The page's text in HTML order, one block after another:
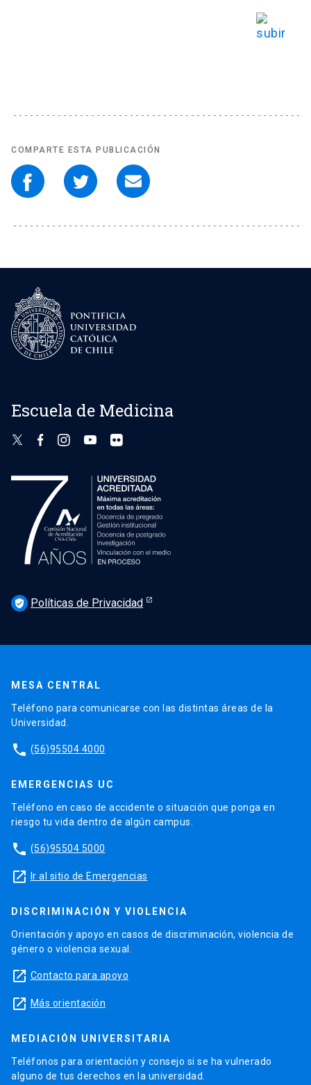
COMPARTE ESTA PUBLICACIÓN
Escuela de Medicina
verified_user Políticas de Privacidad
MESA CENTRAL
Teléfono para comunicarse con las distintas áreas de la
Universidad.
phone (56)95504 4000
EMERGENCIAS UC
Teléfono en caso de accidente o situación que ponga en
riesgo tu vida dentro de algún campus.
phone (56)95504 5000
launch Ir al sitio de Emergencias
DISCRIMINACIÓN Y VIOLENCIA
Orientación y apoyo en casos de discriminación, violencia de
género o violencia sexual.
launch Contacto para apoyo
launch Más orientación
MEDIACIÓN UNIVERSITARIA
Teléfonos para orientación y consejo si se ha vulnerado
alguno de tus derechos en la universidad.